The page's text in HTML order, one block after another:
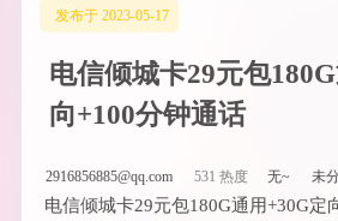
发布于 2023-05-17
电信倾城卡29元包
向+100分钟通话
2916856885@qq.com 531 热度 无~ 未
电信倾城卡29元包180G通用+30G定